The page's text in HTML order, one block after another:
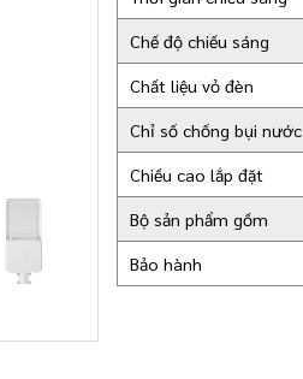
Chế độ chiếu sáng
Chất liệu vỏ đèn
Chỉ số chống bụi nước
Chiều cao lắp đặt
Bộ sản phẩm gồm
Bảo hành